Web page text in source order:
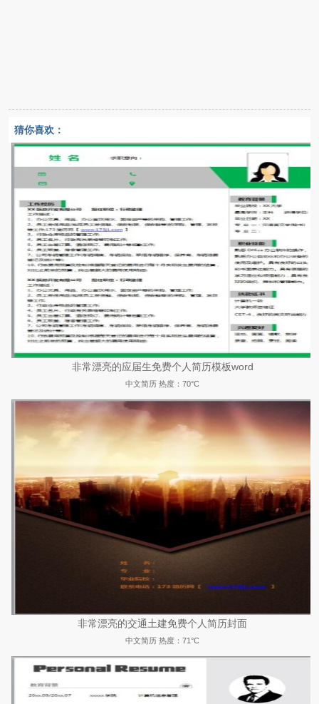
猜你喜欢：
非常漂亮的应届生免费个人简历模板word
中文简历 热度：70°C
非常漂亮的交通土建免费个人简历封面
中文简历 热度：71°C